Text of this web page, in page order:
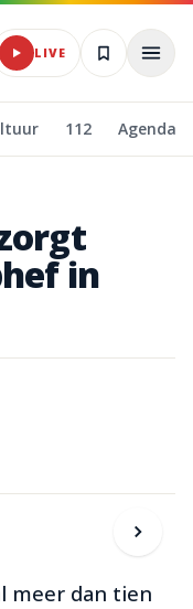
LIVE
112 Agenda
in
meer dan tien